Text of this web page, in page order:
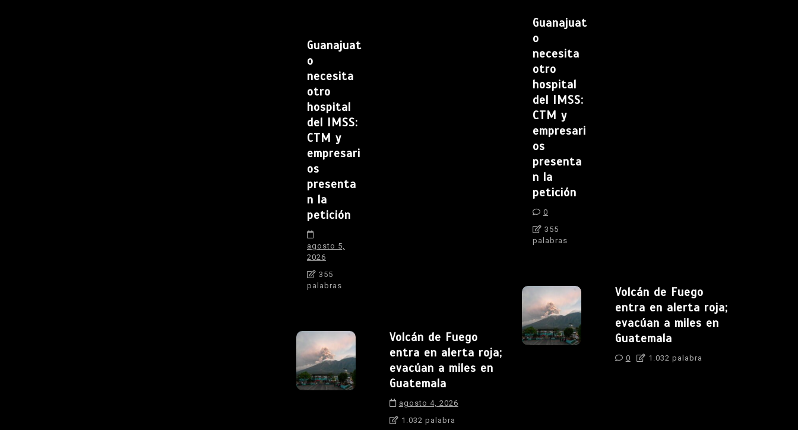
Guanajuat
o
necesita
otro
hospital
del IMSS:
CTM y
empresari
os
presenta
n la
petición
agosto 5,
2026
355
palabras
Volcán de Fuego
entra en alerta roja;
evacúan a miles en
Guatemala
agosto 4, 2026
1.032 palabra
Guanajuat
o
necesita
otro
hospital
del IMSS:
CTM y
empresari
os
presenta
n la
petición
0
355
palabras
Volcán de Fuego
entra en alerta roja;
evacúan a miles en
Guatemala
0 1.032 palabra